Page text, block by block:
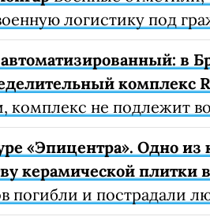
логистику под
в
комплекс
комплекс не подлежит
«Эпицентра». Одно
керамической плитки
погибли и пострадали